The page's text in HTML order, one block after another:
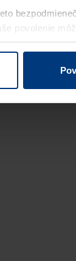
povolenie
údajovnašej